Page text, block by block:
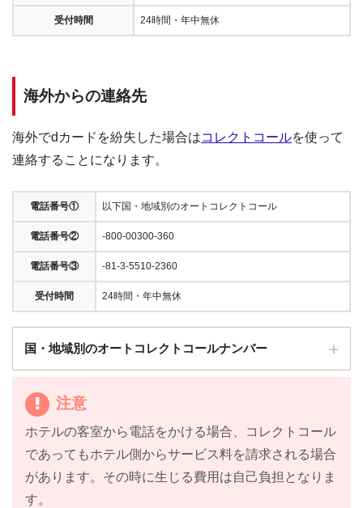
受付時間 24時間・年中無休
海外からの連絡先
海外でdカードを紛失した場合はコレクトコールを使って
連絡することになります。
電話番号① 以下国・地域別のオートコレクトコール
電話番号② -800-00300-360
電話番号③ -81-3-5510-2360
受付時間 24時間・年中無休
国・地域別のオートコレクトコールナンバー
イギリス
イタリア 00-800-12121212
注意
ホテルの客室から電話をかける場合、コレクトコール
であってもホテル側からサービス料を請求される場合
があります。その時に生じる費用は自己負担となりま
す。